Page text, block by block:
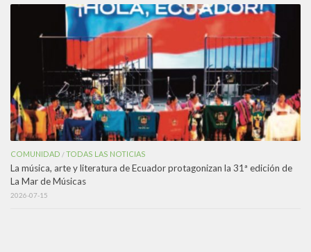
COMUNIDAD /TODAS LAS NOTICIAS
La música, arte y literatura de Ecuador protagonizan la 31ª edición de
La Mar de Músicas
2026-07-15